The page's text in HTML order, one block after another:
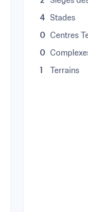
4 Stades
0 Centres
0
1
Terrains